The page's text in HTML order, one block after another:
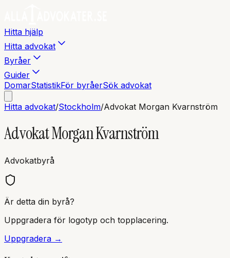
Hitta hjälp
Hitta advokat
Byråer
Guider
DomarStatistikFör byråerSök advokat
Hitta advokat/Stockholm/Advokat Morgan Kvarnström
Advokat Morgan Kvarnström
Advokatbyrå
Är detta din byrå?
Uppgradera för logotyp och topplacering.
Uppgradera →